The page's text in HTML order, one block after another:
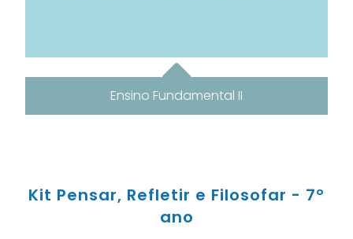
Ensino Fundamental II
Kit Pensar, Refletir e Filosofar - 7º
ano